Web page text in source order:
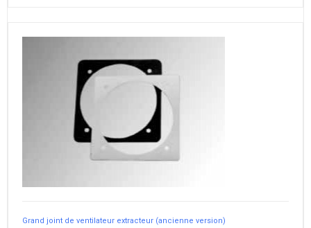
Grand joint de ventilateur extracteur (ancienne version)